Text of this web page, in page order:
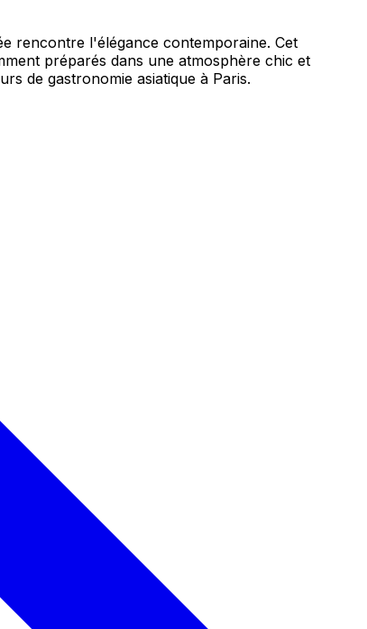
rencontre l'élégance contemporaine. Cet
préparés dans une atmosphère chic et
de gastronomie asiatique à Paris.